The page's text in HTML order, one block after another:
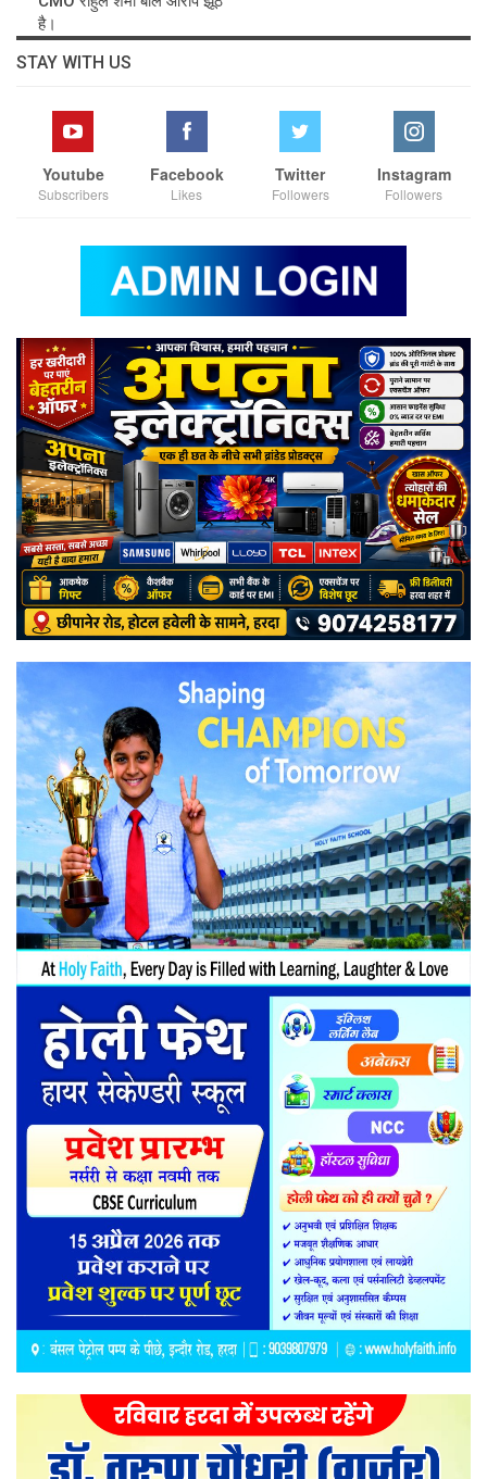
है।
STAY WITH US
Youtube
Subscribers
Facebook
Likes
Twitter
Followers
Instagram
Followers